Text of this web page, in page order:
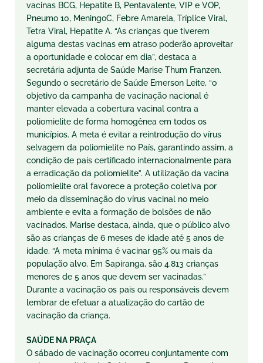
vacinas BCG, Hepatite B, Pentavalente, VIP e VOP,
Pneumo 10, MeningoC, Febre Amarela, Tríplice Viral,
Tetra Viral, Hepatite A. “As crianças que tiverem
alguma destas vacinas em atraso poderão aproveitar
a oportunidade e colocar em dia”, destaca a
secretária adjunta de Saúde Marise Thum Franzen.
Segundo o secretário de Saúde Emerson Leite, “o
objetivo da campanha de vacinação nacional é
manter elevada a cobertura vacinal contra a
poliomielite de forma homogênea em todos os
municípios. A meta é evitar a reintrodução do vírus
selvagem da poliomielite no País, garantindo assim, a
condição de país certificado internacionalmente para
a erradicação da poliomielite”. A utilização da vacina
poliomielite oral favorece a proteção coletiva por
meio da disseminação do vírus vacinal no meio
ambiente e evita a formação de bolsões de não
vacinados. Marise destaca, ainda, que o público alvo
são as crianças de 6 meses de idade até 5 anos de
idade. “A meta mínima é vacinar 95% ou mais da
população alvo. Em Sapiranga, são 4.813 crianças
menores de 5 anos que devem ser vacinadas.”
Durante a vacinação os pais ou responsáveis devem
lembrar de efetuar a atualização do cartão de
vacinação da criança.
SAÚDE NA PRAÇA
O sábado de vacinação ocorreu conjuntamente com